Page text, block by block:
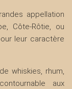
appellation
Côte-Rôtie, ou
leur caractère
whiskies, rhum,
aux